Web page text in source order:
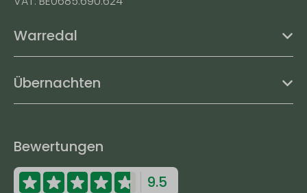
Warredal
Übernachten
Bewertungen
9.5